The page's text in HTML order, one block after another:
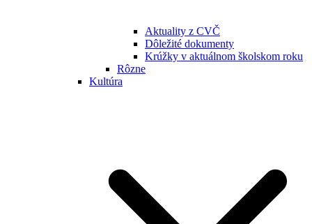
Aktuality z CVČ
Dôležité dokumenty
Krúžky v aktuálnom školskom roku
Rôzne
Kultúra